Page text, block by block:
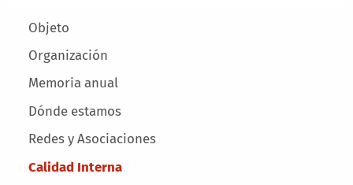
Main menu
Objeto
Organización
Memoria anual
Dónde estamos
Redes y Asociaciones
Calidad Interna